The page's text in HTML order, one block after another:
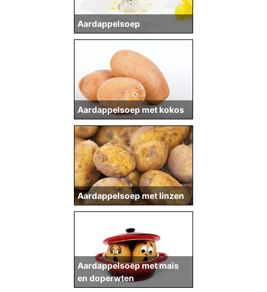
Aardappelsoep
Aardappelsoep met kokos
Aardappelsoep met linzen
Aardappelsoep met maïs
en doperwten